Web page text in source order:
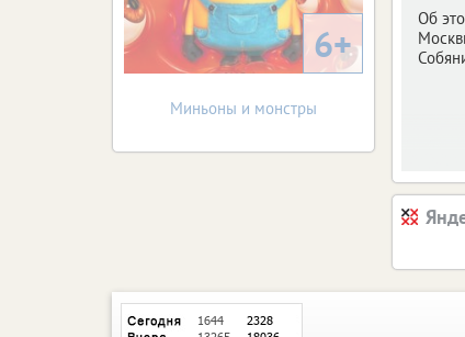
Об
6+
Миньоны и монстры